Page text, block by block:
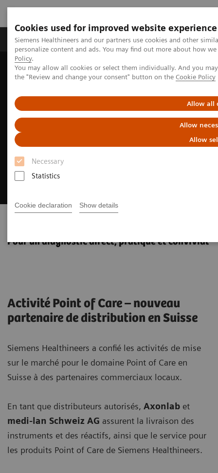
Cookies used for improved website experience
Siemens Healthineers and our partners use cookies and other
personalize content and ads. You may find out more about how
Policy.
You may allow all cookies or select them individually. And you
the "Review and change your consent" button on the Cookie Policy
Allow all
Allow
Allow
Necessary
Statistics
Cookie declaration Show details
Produits & services Domaines cliniques
Home Biologie délocalisée
Pour un diagnostic direct, pratique et convivial
Activité Point of Care – nouveau
partenaire de distribution en Suisse
Siemens Healthineers a confié les activités de mise
sur le marché pour le domaine Point of Care en
Suisse à des partenaires commerciaux locaux.
En tant que distributeurs autorisés, Axonlab et
medi-lan Schweiz AG assurent la livraison des
instruments et des réactifs, ainsi que le service pour
les produits Point of Care de Siemens Healthineers.